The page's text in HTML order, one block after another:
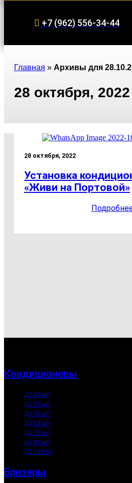
+7 (962) 556-34-44
Главная » Архивы для
28 октября, 2022
28 октября, 2022
Установка
«Живи на Портовой»
Кондиционеры
До 20 м²
До 25 м²
До 35 м²
До 53 м²
До 75 м²
До 90 м²
До 108 м²
Бризеры